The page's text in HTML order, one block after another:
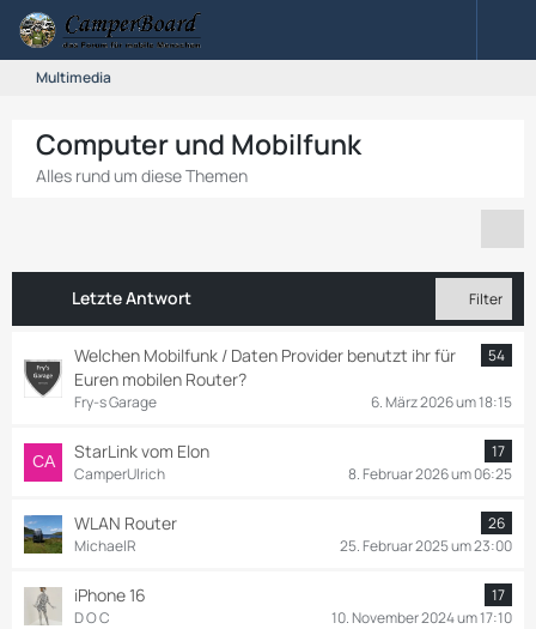
Multimedia
Computer und Mobilfunk
Alles rund um diese Themen
Letzte Antwort Filter
Welchen Mobilfunk / Daten Provider benutzt ihr für
Euren mobilen Router?
54
Fry-s Garage 6. März 2026 um 18:15
StarLink vom Elon
17
CamperUlrich
8. Februar 2026 um 06:25
WLAN Router
26
MichaelR
25. Februar 2025 um 23:00
iPhone 16
17
D O C
10. November 2024 um 17:10